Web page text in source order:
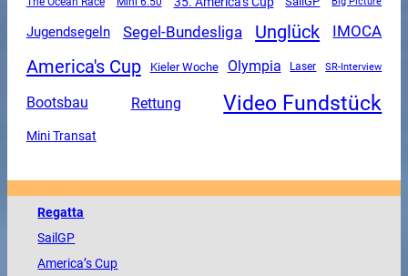
Jugendsegeln Segel-Bundesliga Unglück IMOCA
America's Cup Kieler Woche Olympia Laser SR-Interview
Bootsbau Rettung Video Fundstück
Mini Transat
Regatta
SailGP
America’s Cup